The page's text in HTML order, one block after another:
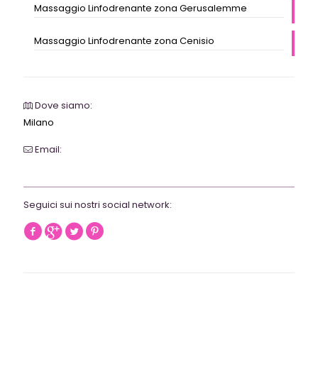
Massaggio Linfodrenante zona Gerusalemme
Massaggio Linfodrenante zona Cenisio
Dove siamo:
Milano
Email:
Seguici sui nostri social network: